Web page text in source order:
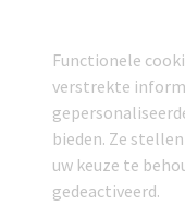
Functionele
verstrekte
bieden. Ze
uw keuze te
gedeactiveerd.